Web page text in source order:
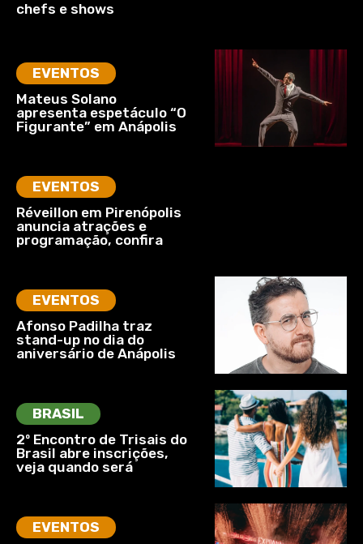
chefs e shows
EVENTOS
Mateus Solano
apresenta espetáculo “O
Figurante” em Anápolis
EVENTOS
Réveillon em Pirenópolis
anuncia atrações e
programação, confira
EVENTOS
Afonso Padilha traz
stand-up no dia do
aniversário de Anápolis
BRASIL
2º Encontro de Trisais do
Brasil abre inscrições,
veja quando será
EVENTOS